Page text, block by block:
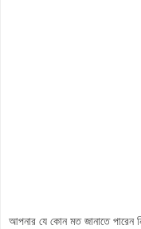
আপনার যে কোন মত জানাতে পারেন